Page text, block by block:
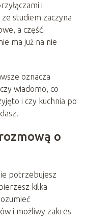
i
studiem zaczyna
a część
ma już na nie
oznacza
wiadomo, co
i czy kuchnia po
o
potrzebujesz
kilka
i możliwy zakres